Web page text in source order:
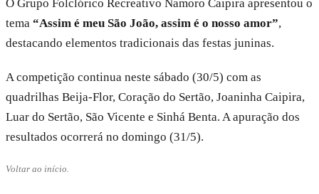
O Grupo Folclórico Recreativo Namoro Caipira apresentou o
tema “Assim é meu São João, assim é o nosso amor”,
destacando elementos tradicionais das festas juninas.
A competição continua neste sábado (30/5) com as
quadrilhas Beija-Flor, Coração do Sertão, Joaninha Caipira,
Luar do Sertão, São Vicente e Sinhá Benta. A apuração dos
resultados ocorrerá no domingo (31/5).
Voltar ao início.